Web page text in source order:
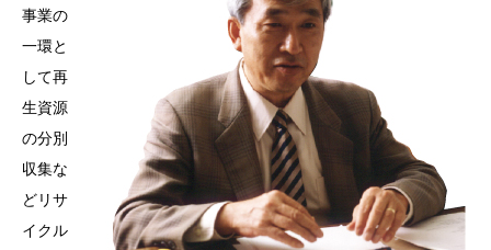
事業の
一環と
して再
生資源
の分別
収集な
どリサ
イクル